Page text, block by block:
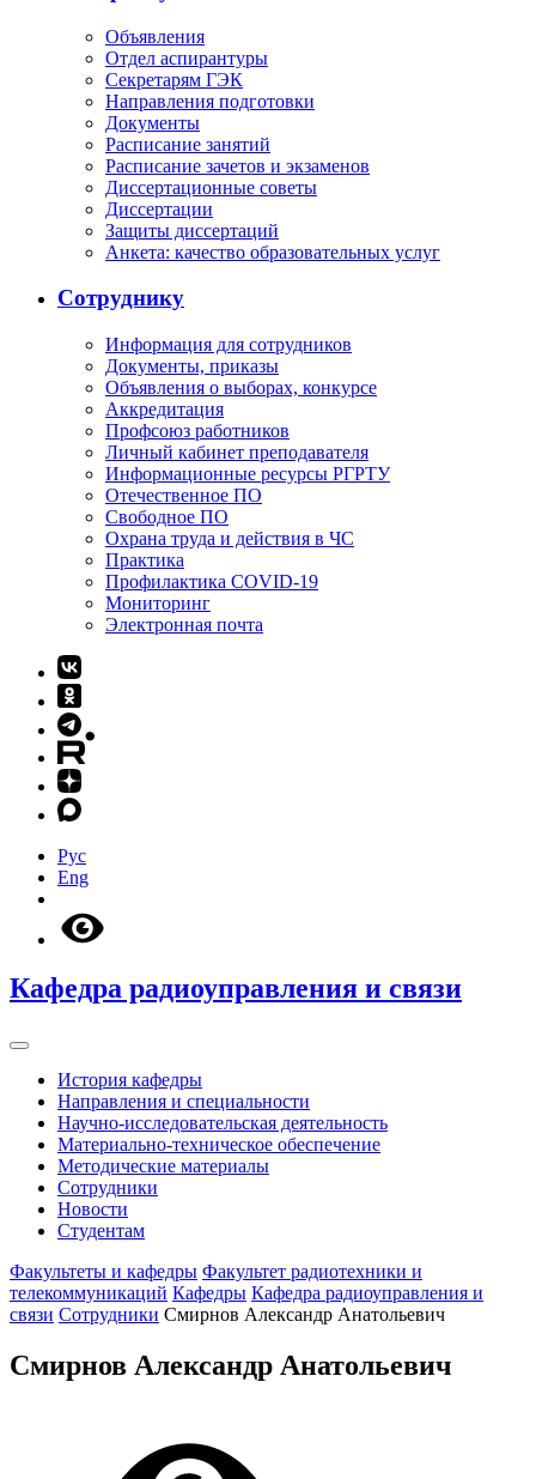
Объявления
Отдел аспирантуры
Секретарям ГЭК
Направления подготовки
Документы
Расписание занятий
Расписание зачетов и экзаменов
Диссертационные советы
Диссертации
Защиты диссертаций
Анкета: качество образовательных услуг
Сотруднику
Информация для сотрудников
Документы, приказы
Объявления о выборах, конкурсе
Аккредитация
Профсоюз работников
Личный кабинет преподавателя
Информационные ресурсы РГРТУ
Отечественное ПО
Свободное ПО
Охрана труда и действия в ЧС
Практика
Профилактика COVID-19
Мониторинг
Электронная почта
Рус
Eng
Кафедра радиоуправления и связи
История кафедры
Направления и специальности
Научно-исследовательская деятельность
Материально-техническое обеспечение
Методические материалы
Сотрудники
Новости
Студентам
Факультеты и кафедры Факультет радиотехники и
телекоммуникаций Кафедры Кафедра радиоуправления и
связи Сотрудники Смирнов Александр Анатольевич
Смирнов Александр Анатольевич